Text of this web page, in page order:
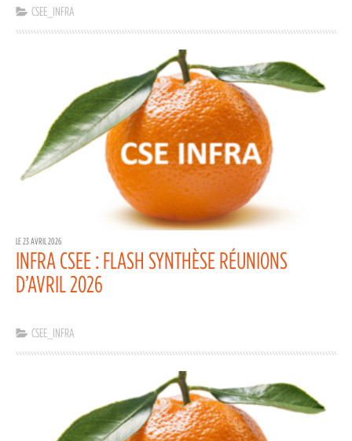
CSEE_INFRA
LE 23 AVRIL 2026
INFRA CSEE : FLASH SYNTHÈSE RÉUNIONS
D’AVRIL 2026
CSEE_INFRA